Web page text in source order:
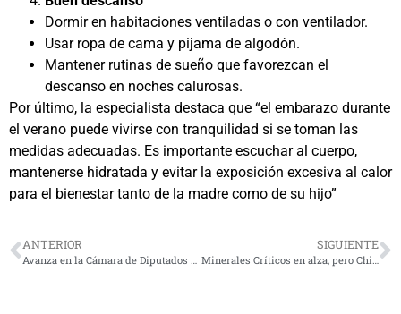
Dormir en habitaciones ventiladas o con ventilador.
Usar ropa de cama y pijama de algodón.
Mantener rutinas de sueño que favorezcan el
descanso en noches calurosas.
Por último, la especialista destaca que “el embarazo durante
el verano puede vivirse con tranquilidad si se toman las
medidas adecuadas. Es importante escuchar al cuerpo,
mantenerse hidratada y evitar la exposición excesiva al calor
para el bienestar tanto de la madre como de su hijo”
ANTERIOR SIGUIENTE